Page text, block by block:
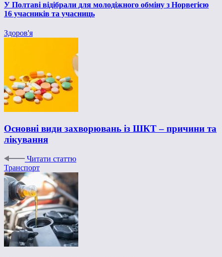
У Полтаві відібрали для молодіжного обміну з Норвегією
16 учасників та учасниць
Здоров'я
Основні види захворювань із ШКТ – причини та
лікування
Читати статтю
Транспорт